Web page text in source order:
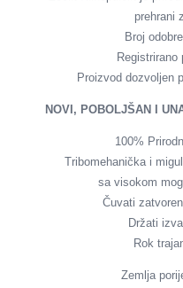
prehrani
Broj
Registrirano
Proizvod dozvoljen
NOVI, POBOLJŠAN I
100%
Tribomehanička i
sa visokom
Čuvati
Držati
Rok
Zemlja